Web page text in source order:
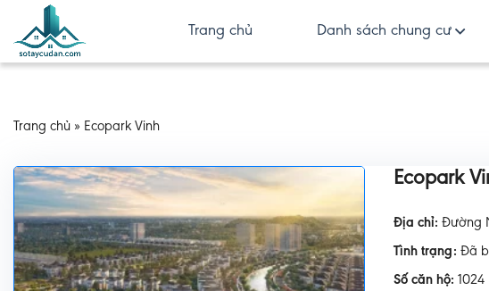
Trang chủ Danh sách chung cư
Trang chủ » Ecopark Vinh
Ecopark
Địa chỉ: Đường
Tình trạng:Đã
Số căn hộ: 1024